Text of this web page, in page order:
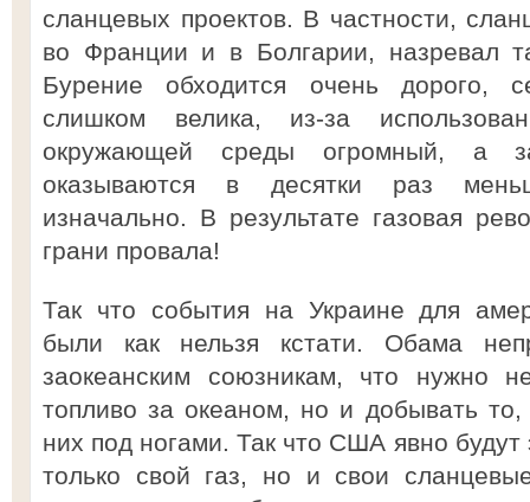
сланцевых проектов. В частности,
во Франции и в Болгарии, назревал
Бурение обходится очень дорого,
слишком велика, из-за
окружающей среды огромный, а
оказываются в десятки раз
изначально. В результате газовая
грани провала!
Так что события на Украине для
были как нельзя кстати. Обама
заокеанским союзникам, что нужно
топливо за океаном, но и добывать то,
них под ногами. Так что США явно будут
только свой газ, но и свои